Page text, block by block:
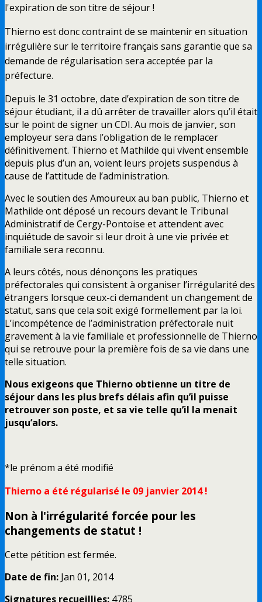
l'expiration de son titre de séjour !
Thierno est donc contraint de se maintenir en situation
irrégulière sur le territoire français sans garantie que sa
demande de régularisation sera acceptée par la
préfecture.
Depuis le 31 octobre, date d’expiration de son titre de
séjour étudiant, il a dû arrêter de travailler alors qu’il était
sur le point de signer un CDI. Au mois de janvier, son
employeur sera dans l’obligation de le remplacer
définitivement. Thierno et Mathilde qui vivent ensemble
depuis plus d’un an, voient leurs projets suspendus à
cause de l’attitude de l’administration.
Avec le soutien des Amoureux au ban public, Thierno et
Mathilde ont déposé un recours devant le Tribunal
Administratif de Cergy-Pontoise et attendent avec
inquiétude de savoir si leur droit à une vie privée et
familiale sera reconnu.
A leurs côtés, nous dénonçons les pratiques
préfectorales qui consistent à organiser l’irrégularité des
étrangers lorsque ceux-ci demandent un changement de
statut, sans que cela soit exigé formellement par la loi.
L’incompétence de l’administration préfectorale nuit
gravement à la vie familiale et professionnelle de Thierno
qui se retrouve pour la première fois de sa vie dans une
telle situation.
Nous exigeons que Thierno obtienne un titre de
séjour dans les plus brefs délais afin qu’il puisse
retrouver son poste, et sa vie telle qu’il la menait
jusqu’alors.
*le prénom a été modifié
Thierno a été régularisé le 09 janvier 2014 !
Non à l'irrégularité forcée pour les
changements de statut !
Cette pétition est fermée.
Date de fin: Jan 01, 2014
Signatures recueillies: 4785